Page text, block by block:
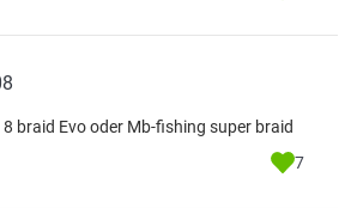
braid Evo oder Mb-fishing super braid
7